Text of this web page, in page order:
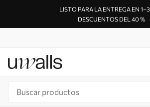
LISTO PARA LA ENTREGA EN
DESCUENTOS DEL 40 %